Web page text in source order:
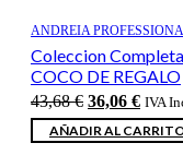
ANDREIA
Coleccion
COCO DE REGALO
43,68€ El
precio
original
36,06 €El
precio
actual
IVA
AÑADIR AL